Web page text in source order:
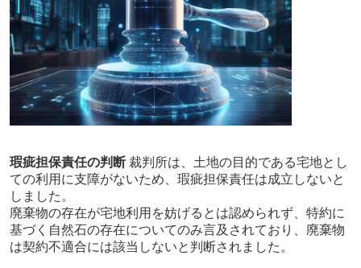
瑕疵担保責任の判断裁判所は、土地の目的である宅地とし
ての利用に支障がないため、瑕疵担保責任は成立しないと
しました。
廃棄物の存在が宅地利用を妨げるとは認められず、特約に
基づく自然石の存在についてのみ言及されており、廃棄物
は契約不適合には該当しないと判断されました。